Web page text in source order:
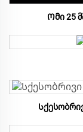
Ომი 25